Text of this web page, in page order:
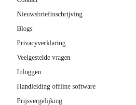
Nieuwsbriefinschrijving
Blogs
Privacyverklaring
Veelgestelde vragen
Inloggen
Handleiding offline software
Prijsvergelijking